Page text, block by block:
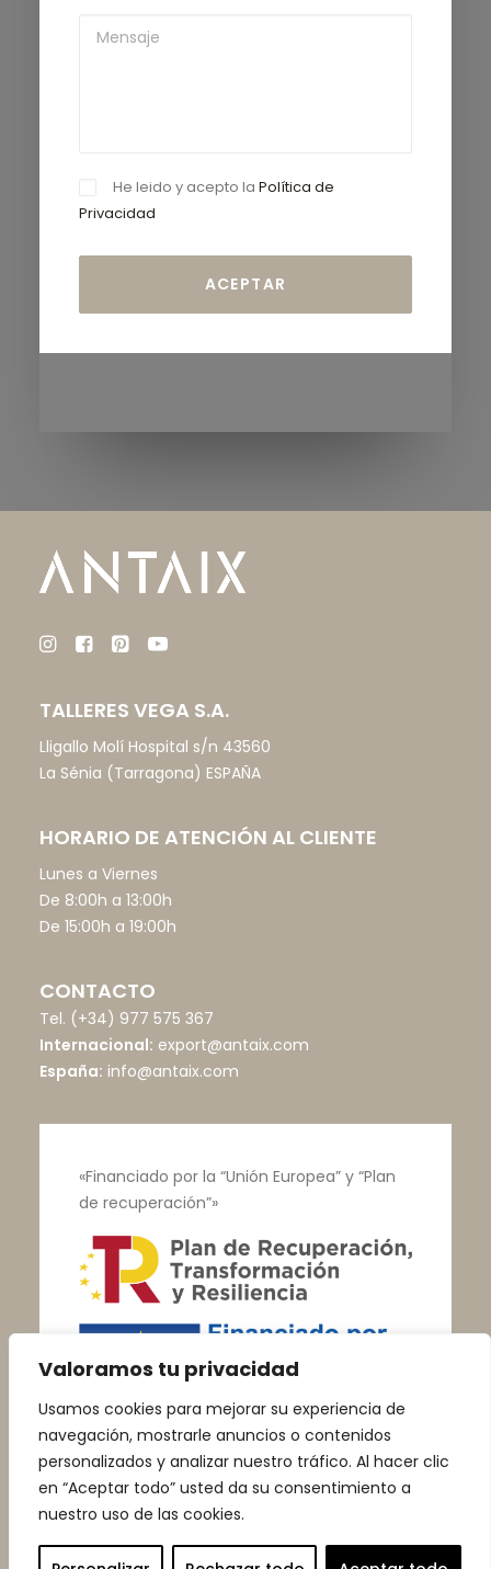
Valoramos tu privacidad
Usamos cookies para mejorar su experiencia de
navegación, mostrarle anuncios o contenidos
personalizados y analizar nuestro tráfico. Al hacer clic
en “Aceptar todo” usted da su consentimiento a
nuestro uso de las cookies.
He leido y acepto laPolítica de
Privacidad
TALLERES VEGA S.A.
Lligallo Molí Hospital s/n 43560
La Sénia (Tarragona) ESPAÑA
HORARIO DE ATENCIÓN AL CLIENTE
Lunes a Viernes
De 8:00h a 13:00h
De 15:00h a 19:00h
CONTACTO
Tel. (+34) 977 575 367
Internacional: export@antaix.com
España: info@antaix.com
«Financiado por la “Unión Europea” y “Plan
de recuperación”»
Privacidad|Política de Cookies